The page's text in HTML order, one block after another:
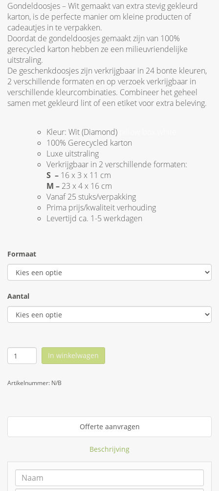
Gondeldoosjes – Wit gemaakt van extra stevig gekleurd
karton, is de perfecte manier om kleine producten of
cadeautjes in te verpakken.
Doordat de gondeldoosjes gemaakt zijn van 100%
gerecycled karton hebben ze een milieuvriendelijke
uitstraling.
De geschenkdoosjes zijn verkrijgbaar in 24 bonte kleuren,
2 verschillende formaten en op verzoek verkrijgbaar in
verschillende kleurcombinaties. Combineer het geheel
samen met gekleurd lint of een etiket voor extra beleving.
Kleur: Wit (Diamond)
100% Gerecycled karton
Luxe uitstraling
Verkrijgbaar in 2 verschillende formaten:
S – 16 x 3 x 11 cm
M – 23 x 4 x 16 cm
Vanaf 25 stuks/verpakking
Prima prijs/kwaliteit verhouding
Levertijd ca. 1-5 werkdagen
Formaat
Aantal
In winkelwagen
Artikelnummer: N/B
Offerte aanvragen
Beschrijving